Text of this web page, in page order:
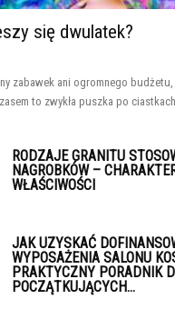
się dwulatek?
zabawek ani ogromnego
to zwykła puszka po
RODZAJE GRANITU
NAGROBKÓW –
WŁAŚCIWOŚCI
JAK UZYSKAĆ
WYPOSAŻENIA SALONU
PRAKTYCZNY PORADNIK
POCZĄTKUJĄCYCH...